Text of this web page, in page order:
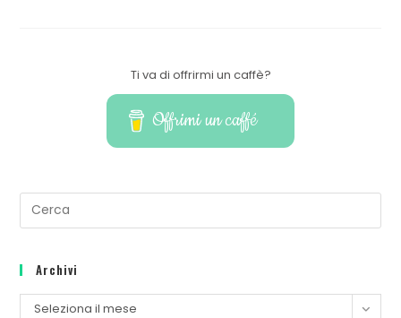
Ti va di offrirmi un caffè?
Offrimi un caffé
the
Archivi
Archivi
Seleziona il mese